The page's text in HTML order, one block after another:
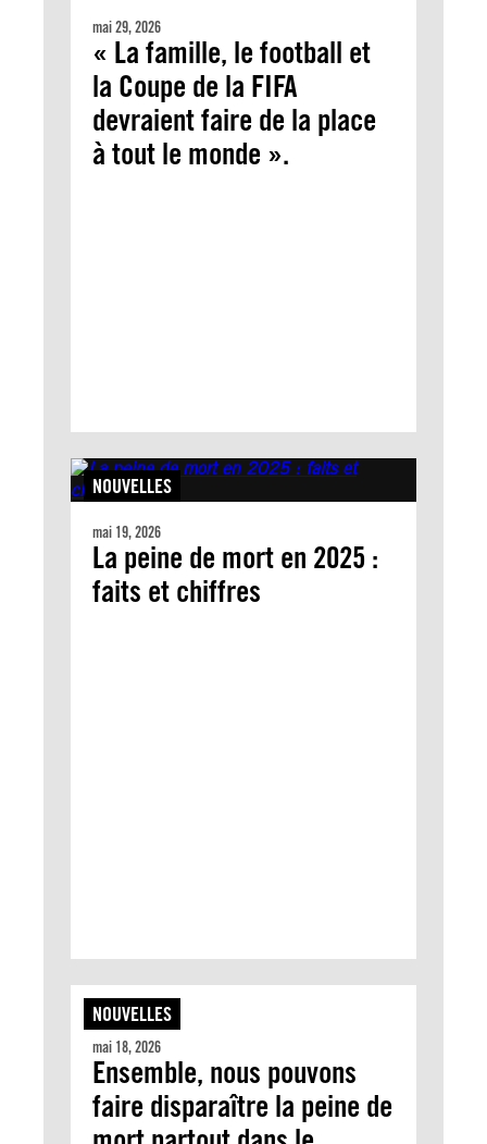
mai 29, 2026
« La famille, le football et
la Coupe de la FIFA
devraient faire de la place
à tout le monde ».
NOUVELLES
mai 19, 2026
La peine de mort en 2025 :
faits et chiffres
NOUVELLES
mai 18, 2026
Ensemble, nous pouvons
faire disparaître la peine de